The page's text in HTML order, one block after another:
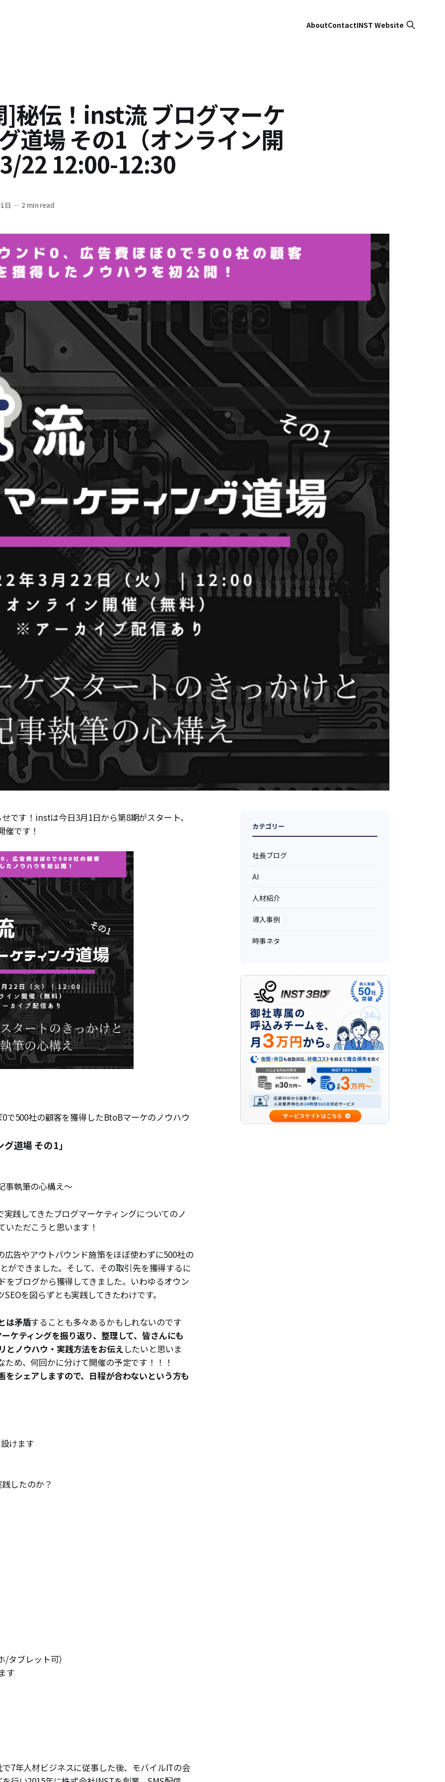
AboutContactINST Website
秘伝！inst流 ブログマーケ
道場 その1（オンライン開
22 12:00-12:30
日 — 2 min read
です！instは今日3月1日から第8期がスタート、
です！
で500社の顧客を獲得したBtoBマーケのノウハウ
道場 その1」
事執筆の心構え〜
践してきたブログマーケティングについてのノ
ただこうと思います！
告やアウトバウンド施策をほぼ使わずに500社の
ができました。そして、その取引先を獲得するに
をブログから獲得してきました。いわゆるオウン
を図らずとも実践してきたわけです。
は矛盾することも多々あるかもしれないのです
ケティングを振り返り、整理して、皆さんにも
とノウハウ・実践方法をお伝え したいと思いま
め、何回かに分けて開催の予定です！！！
シェアしますので、日程が合わないという方も
けます
したのか？
タブレット可）
す
7年人材ビジネスに従事した後、モバイルITの会
カテゴリー
社長ブログ
AI
人材紹介
導入事例
時事ネタ